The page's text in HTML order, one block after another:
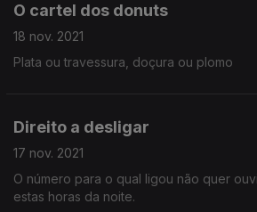
O cartel dos donuts
18 nov. 2021
Plata ou travessura, doçura ou plomo
Direito a desligar
17 nov. 2021
O número para o qual ligou não quer
estas horas da noite.